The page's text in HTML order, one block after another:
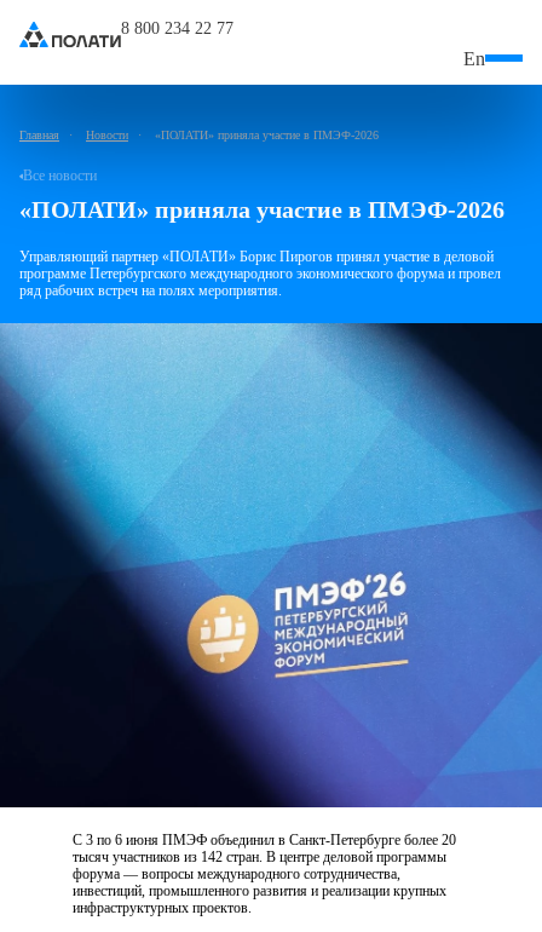
8 800 234 22 77
En
Главная Новости «ПОЛАТИ» приняла участие в ПМЭФ-2026
Все новости
«ПОЛАТИ» приняла участие в ПМЭФ-2026
Управляющий партнер «ПОЛАТИ» Борис Пирогов принял участие в деловой
программе Петербургского международного экономического форума и провел
ряд рабочих встреч на полях мероприятия.
С 3 по 6 июня ПМЭФ объединил в Санкт-Петербурге более 20
тысяч участников из 142 стран. В центре деловой программы
форума — вопросы международного сотрудничества,
инвестиций, промышленного развития и реализации крупных
инфраструктурных проектов.